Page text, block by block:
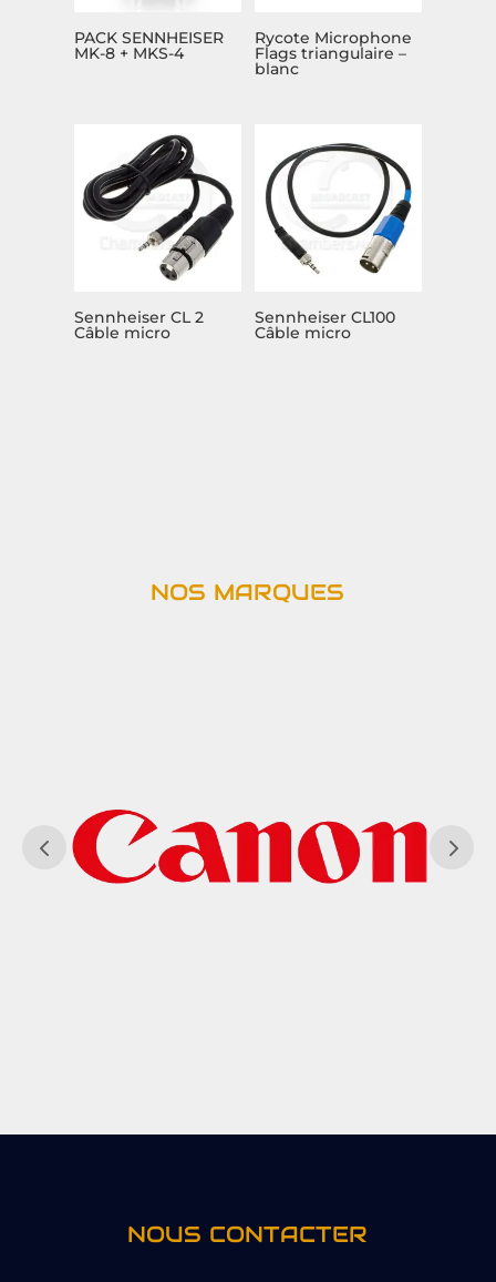
PACK SENNHEISER
MK-8 + MKS-4
Rycote Microphone
Flags triangulaire –
blanc
Sennheiser CL 2
Câble micro
Sennheiser CL100
Câble micro
NOS MARQUES
NOUS CONTACTER